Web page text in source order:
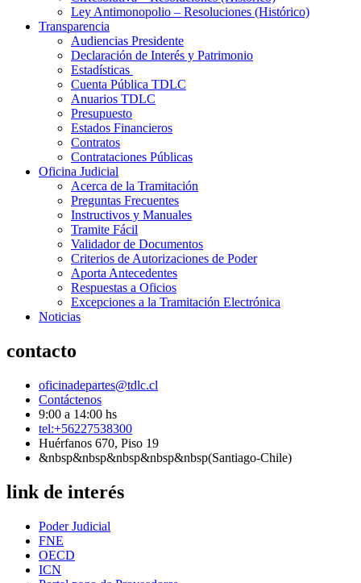
Ley Antimonopolio – Resoluciones (Histórico)
Transparencia
Audiencias Presidente
Declaración de Interés y Patrimonio
Estadísticas
Cuenta Pública TDLC
Anuarios TDLC
Presupuesto
Estados Financieros
Contratos
Contrataciones Públicas
Oficina Judicial
Acerca de la Tramitación
Preguntas Frecuentes
Instructivos y Manuales
Tramite Fácil
Validador de Documentos
Criterios de Autorizaciones de Poder
Aporta Antecedentes
Respuestas a Oficios
Excepciones a la Tramitación Electrónica
Noticias
contacto
oficinadepartes@tdlc.cl
Contáctenos
9:00 a 14:00 hs
tel:+56227538300
Huérfanos 670, Piso 19
&nbsp&nbsp&nbsp&nbsp&nbsp(Santiago-Chile)
link de interés
Poder Judicial
FNE
OECD
ICN